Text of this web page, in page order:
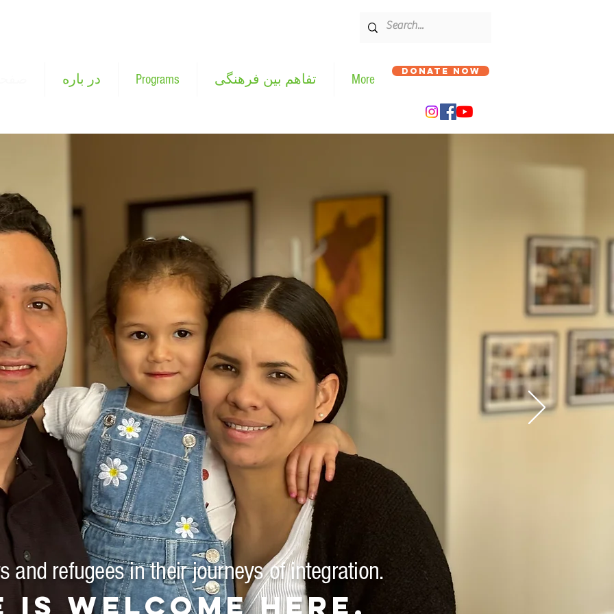
در باره Programs تفاهم بین فرهنگی More
DONATE NOW
and refugees in their journeys of integration.
is welcome here.